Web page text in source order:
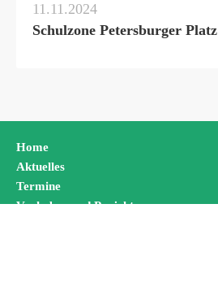
11.11.2024
Schulzone Petersburger Platz
Home
Aktuelles
Termine
Vorhaben und Projekte